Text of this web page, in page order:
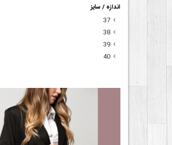
اندازه / سایز
37
38
39
40